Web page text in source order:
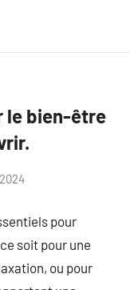
le bien-être
pour
soit pour une
ou pour